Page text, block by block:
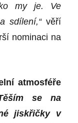
my je. Ve
sdílení,“věří
nominaci na
atmosféře
se na
jiskřičky v